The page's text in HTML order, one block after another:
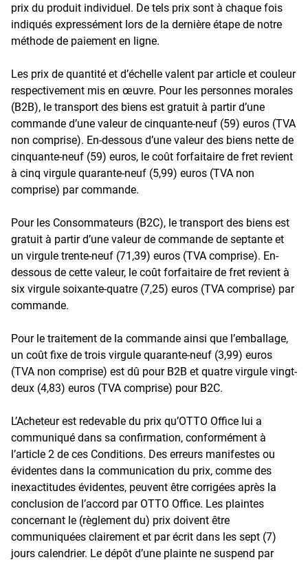
prix du produit individuel. De tels prix sont à chaque fois
indiqués expressément lors de la dernière étape de notre
méthode de paiement en ligne.
Les prix de quantité et d’échelle valent par article et couleur
respectivement mis en œuvre. Pour les personnes morales
(B2B), le transport des biens est gratuit à partir d’une
commande d’une valeur de cinquante-neuf (59) euros (TVA
non comprise). En-dessous d’une valeur des biens nette de
cinquante-neuf (59) euros, le coût forfaitaire de fret revient
à cinq virgule quarante-neuf (5,99) euros (TVA non
comprise) par commande.
Pour les Consommateurs (B2C), le transport des biens est
gratuit à partir d’une valeur de commande de septante et
un virgule trente-neuf (71,39) euros (TVA comprise). En-
dessous de cette valeur, le coût forfaitaire de fret revient à
six virgule soixante-quatre (7,25) euros (TVA comprise) par
commande.
Pour le traitement de la commande ainsi que l’emballage,
un coût fixe de trois virgule quarante-neuf (3,99) euros
(TVA non comprise) est dû pour B2B et quatre virgule vingt-
deux (4,83) euros (TVA comprise) pour B2C.
L’Acheteur est redevable du prix qu’OTTO Office lui a
communiqué dans sa confirmation, conformément à
l’article 2 de ces Conditions. Des erreurs manifestes ou
évidentes dans la communication du prix, comme des
inexactitudes évidentes, peuvent être corrigées après la
conclusion de l’accord par OTTO Office. Les plaintes
concernant le (règlement du) prix doivent être
communiquées clairement et par écrit dans les sept (7)
jours calendrier. Le dépôt d’une plainte ne suspend par